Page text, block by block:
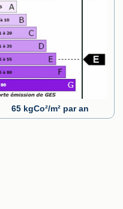
65 kgCo²/m² par an